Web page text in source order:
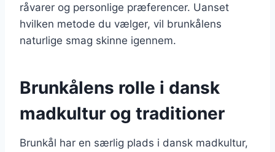
råvarer og personlige præferencer. Uanset
hvilken metode du vælger, vil brunkålens
naturlige smag skinne igennem.
Brunkålens rolle i dansk
madkultur og traditioner
Brunkål har en særlig plads i dansk madkultur,